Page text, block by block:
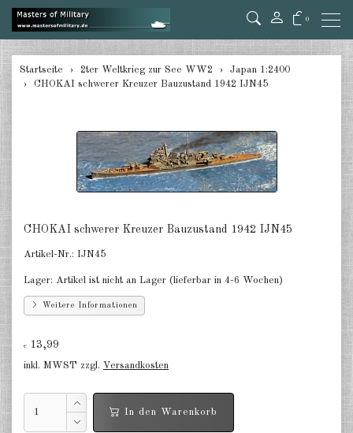
0
zurück
Italien 1:2400
Japan 1:285
Alliierte 1:285/300
USA 1:2400
Großbritannien 1:2400
Frankreich 1:2400
Russland 1:2400
Startseite 2ter Weltkrieg zur See WW2
Japan 1:2400
CHOKAI schwerer Kreuzer Bauzustand 1942 IJN45
CHOKAI schwerer Kreuzer Bauzustand 1942 IJN45
Artikel-Nr.: IJN45
Lager: Artikel ist nicht an Lager (lieferbar in 4-6 Wochen)
Weitere Informationen
€ 13,99
inkl. MWST zzgl. Versandkosten
In den Warenkorb